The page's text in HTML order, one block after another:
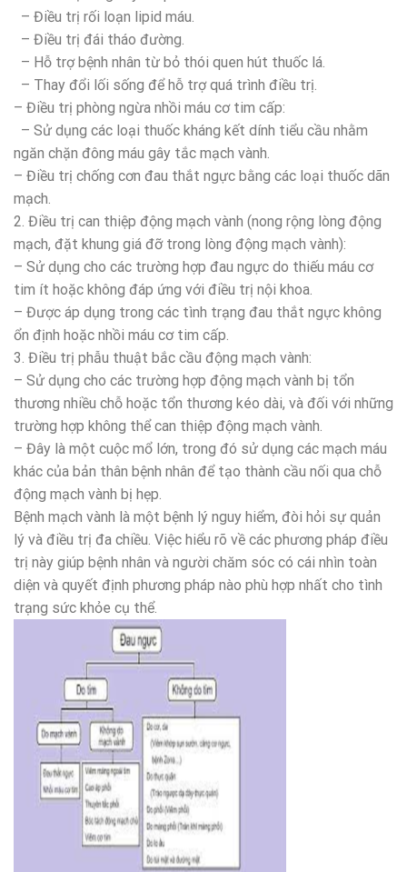
– Điều trị rối loạn lipid máu.
– Điều trị đái tháo đường.
– Hỗ trợ bệnh nhân từ bỏ thói quen hút thuốc lá.
– Thay đổi lối sống để hỗ trợ quá trình điều trị.
– Điều trị phòng ngừa nhồi máu cơ tim cấp:
– Sử dụng các loại thuốc kháng kết dính tiểu cầu nhằm
ngăn chặn đông máu gây tắc mạch vành.
– Điều trị chống cơn đau thắt ngực bằng các loại thuốc dãn
mạch.
2. Điều trị can thiệp động mạch vành (nong rộng lòng động
mạch, đặt khung giá đỡ trong lòng động mạch vành):
– Sử dụng cho các trường hợp đau ngực do thiếu máu cơ
tim ít hoặc không đáp ứng với điều trị nội khoa.
– Được áp dụng trong các tình trạng đau thắt ngực không
ổn định hoặc nhồi máu cơ tim cấp.
3. Điều trị phẫu thuật bắc cầu động mạch vành:
– Sử dụng cho các trường hợp động mạch vành bị tổn
thương nhiều chỗ hoặc tổn thương kéo dài, và đối với những
trường hợp không thể can thiệp động mạch vành.
– Đây là một cuộc mổ lớn, trong đó sử dụng các mạch máu
khác của bản thân bệnh nhân để tạo thành cầu nối qua chỗ
động mạch vành bị hẹp.
Bệnh mạch vành là một bệnh lý nguy hiểm, đòi hỏi sự quản
lý và điều trị đa chiều. Việc hiểu rõ về các phương pháp điều
trị này giúp bệnh nhân và người chăm sóc có cái nhìn toàn
diện và quyết định phương pháp nào phù hợp nhất cho tình
trạng sức khỏe cụ thể.